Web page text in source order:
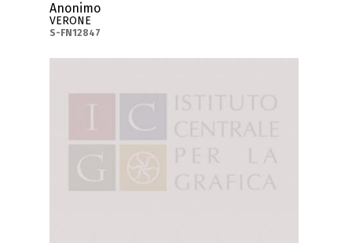
Anonimo
VERONE
S-FN12847